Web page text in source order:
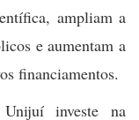
ampliam a
e aumentam a
financiamentos.
investe na